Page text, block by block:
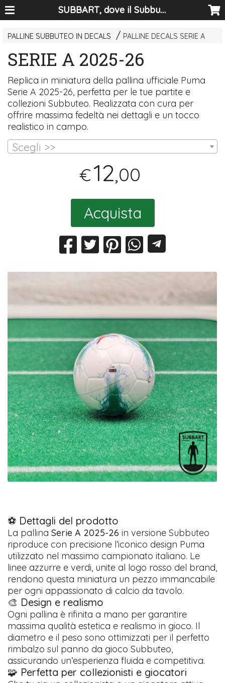
SUBBART, dove il Subbuteo diventa arte
PALLINE SUBBUTEO IN DECALS PALLINE DECALS SERIE A
SERIE A 2025-26
Replica in miniatura della pallina ufficiale Puma
Serie A 2025-26, perfetta per le tue partite e
collezioni Subbuteo. Realizzata con cura per
offrire massima fedeltà nei dettagli e un tocco
realistico in campo.
Scegli >>
€12,00
Acquista
⚽ Dettagli del prodotto
La pallinaSerie A 2025-26 in versione Subbuteo
riproduce con precisione l’iconico design Puma
utilizzato nel massimo campionato italiano. Le
linee azzurre e verdi, unite al logo rosso del brand,
rendono questa miniatura un pezzo immancabile
per ogni appassionato di calcio da tavolo.
🎨 Design e realismo
Ogni pallina è rifinita a mano per garantire
massima qualità estetica e realismo in gioco. Il
diametro e il peso sono ottimizzati per il perfetto
rimbalzo sul panno da gioco Subbuteo,
assicurando un’esperienza fluida e competitiva.
🧩 Perfetta per collezionisti e giocatori